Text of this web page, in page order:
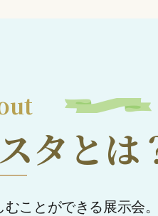
タとは
ことができる展示会